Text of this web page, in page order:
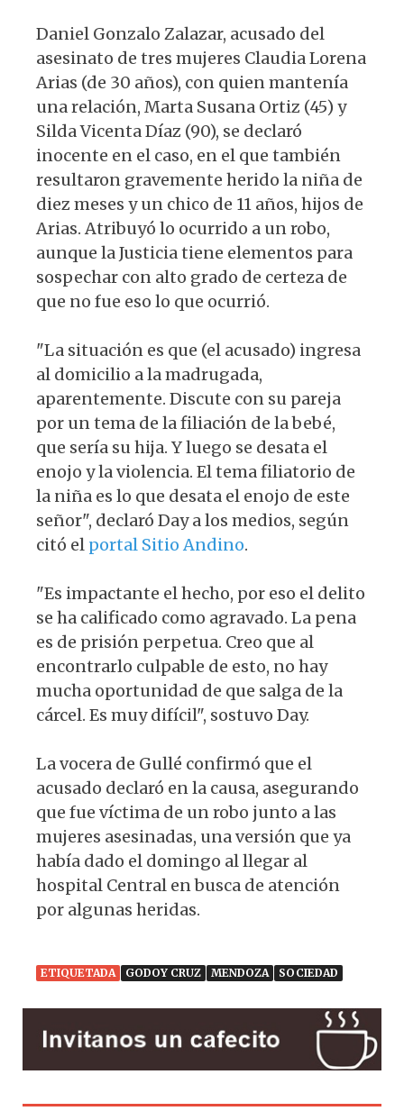
Daniel Gonzalo Zalazar, acusado del
asesinato de tres mujeres Claudia Lorena
Arias (de 30 años), con quien mantenía
una relación, Marta Susana Ortiz (45) y
Silda Vicenta Díaz (90), se declaró
inocente en el caso, en el que también
resultaron gravemente herido la niña de
diez meses y un chico de 11 años, hijos de
Arias. Atribuyó lo ocurrido a un robo,
aunque la Justicia tiene elementos para
sospechar con alto grado de certeza de
que no fue eso lo que ocurrió.
"La situación es que (el acusado) ingresa
al domicilio a la madrugada,
aparentemente. Discute con su pareja
por un tema de la filiación de la bebé,
que sería su hija. Y luego se desata el
enojo y la violencia. El tema filiatorio de
la niña es lo que desata el enojo de este
señor", declaró Day a los medios, según
citó el portal Sitio Andino.
"Es impactante el hecho, por eso el delito
se ha calificado como agravado. La pena
es de prisión perpetua. Creo que al
encontrarlo culpable de esto, no hay
mucha oportunidad de que salga de la
cárcel. Es muy difícil", sostuvo Day.
La vocera de Gullé confirmó que el
acusado declaró en la causa, asegurando
que fue víctima de un robo junto a las
mujeres asesinadas, una versión que ya
había dado el domingo al llegar al
hospital Central en busca de atención
por algunas heridas.
ETIQUETADA GODOY CRUZ MENDOZA SOCIEDAD